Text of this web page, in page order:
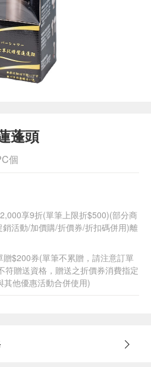
蓬頭
個
享9折(單筆上限折$500)(部分商
活動/加價購/折價券/折扣碼併用)離
$200券(單筆不累贈，請注意訂單
符贈送資格，贈送之折價券消費指定
他優惠活動合併使用)